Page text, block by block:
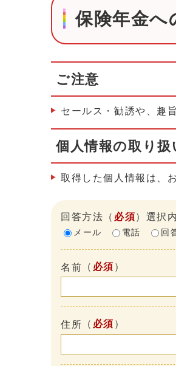
保険年金へ
ご注意
セールス・勧誘や、趣
個人情報の取り扱
取得した個人情報は、
回答方法 （ 必須）選択
メール 電話 回
名前 （ 必須 ）
住所 （ 必須 ）